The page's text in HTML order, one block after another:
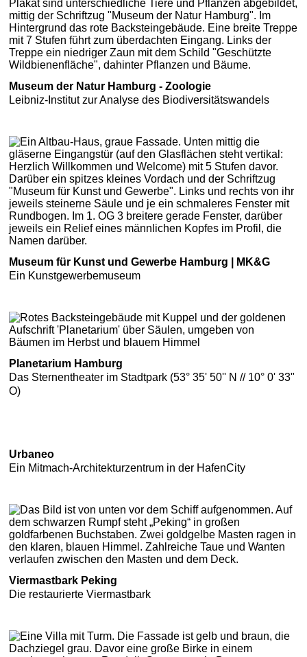
Museum der Natur Hamburg - Zoologie
Leibniz-Institut zur Analyse des Biodiversitätswandels
Museum für Kunst und Gewerbe Hamburg | MK&G
Ein Kunstgewerbemuseum
Planetarium Hamburg
Das Sternentheater im Stadtpark (53° 35' 50'' N // 10° 0' 33"
O)
Urbaneo
Ein Mitmach-Architekturzentrum in der HafenCity
Viermastbark Peking
Die restaurierte Viermastbark